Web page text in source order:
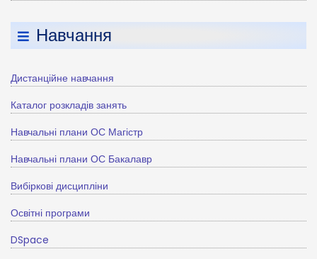
Навчання
Дистанційне навчання
Каталог розкладів занять
Навчальні плани ОС Магістр
Навчальні плани ОС Бакалавр
Вибіркові дисципліни
Освітні програми
DSpace